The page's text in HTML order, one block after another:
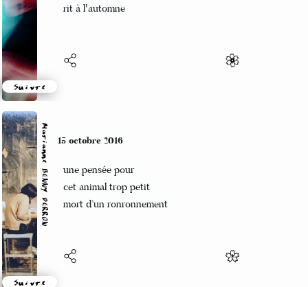
Suivre
Si beau si doux si bon
Marianne BENNY PERRON
Suivre
12 octobre 2016
un vieil appartement et
tous nos souvenirs perdus dans
les craques de divans